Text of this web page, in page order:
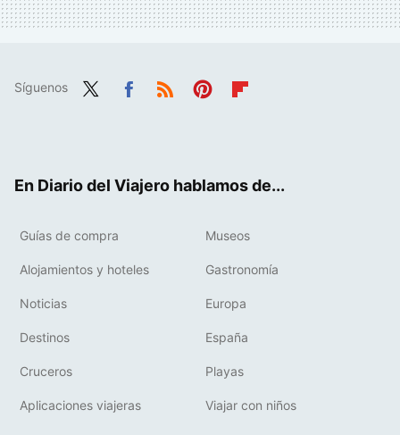
Síguenos
En Diario del Viajero hablamos de...
Guías de compra Museos
Alojamientos y hoteles Gastronomía
Noticias Europa
Destinos España
Cruceros Playas
Aplicaciones viajeras Viajar con niños